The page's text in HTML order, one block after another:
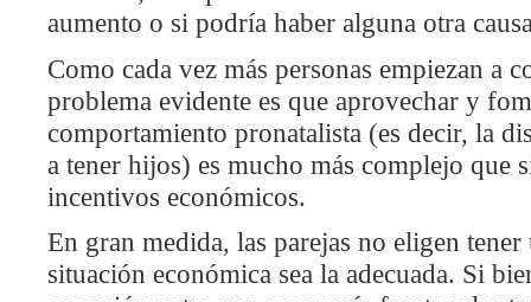
aumento o si podría haber alguna otra
Como cada vez más personas empiezan a
problema evidente es que aprovechar y
comportamiento pronatalista (es decir, la
a tener hijos) es mucho más complejo que
incentivos económicos.
En gran medida, las parejas no eligen
situación económica sea la adecuada. Si